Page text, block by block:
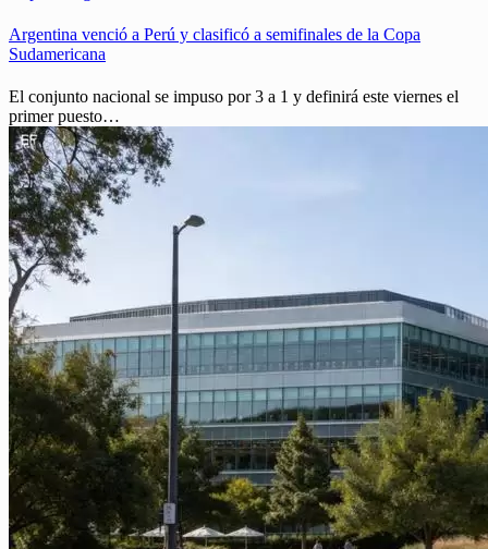
Argentina venció a Perú y clasificó a semifinales de la Copa
Sudamericana
El conjunto nacional se impuso por 3 a 1 y definirá este viernes el
primer puesto…